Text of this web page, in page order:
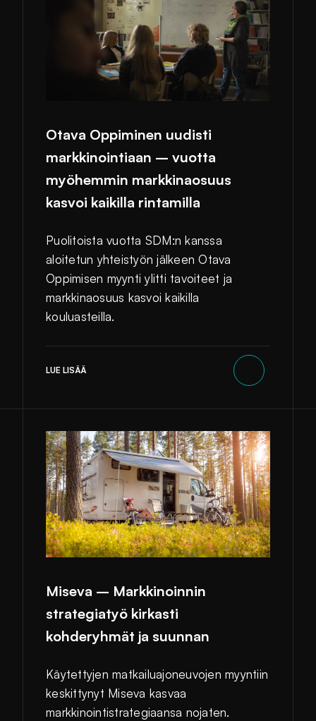
Otava Oppiminen uudisti
markkinointiaan – vuotta
myöhemmin markkinaosuus
kasvoi kaikilla rintamilla
Puolitoista vuotta SDM:n kanssa
aloitetun yhteistyön jälkeen Otava
Oppimisen myynti ylitti tavoiteet ja
markkinaosuus kasvoi kaikilla
kouluasteilla.
LUE LISÄÄ
Miseva – Markkinoinnin
strategiatyö kirkasti
kohderyhmät ja suunnan
Käytettyjen matkailuajoneuvojen myyntiin
keskittynyt Miseva kasvaa
markkinointistrategiaansa nojaten.